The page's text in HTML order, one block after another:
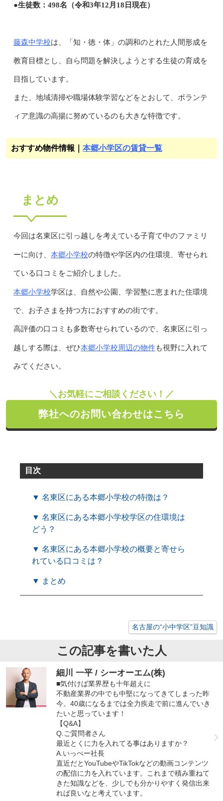
●生徒数：498名（令和3年12月18日現在）
藤森中学校は、「知・徳・体」の調和のとれた人間形成を
教育目標とし、自ら問題を解決しようとする生徒の育成を
目指しています。
また、地域清掃や職場体験学習などをとおして、ボランテ
ィア意識の高揚に努めているのも大きな特徴です。
おすすめ物件情報｜ 本郷小学区の賃貸一覧
まとめ
今回は名東区に引っ越しを考えている子育て中のファミリ
ーに向け、 本郷小学校の特徴や学区内の住環境、寄せられ
ている口コミをご紹介しました。
本郷小学校学区は、自然や公園、学習塾に恵まれた住環境
で、お子さまを持つ方におすすめの街です。
高評価の口コミも多数寄せられているので、名東区に引っ
越しする際は、ぜひ本郷小学校周辺の物件も視野に入れて
みてください。
＼お気軽にご相談ください！／
弊社へのお問い合わせはこちら
目次
▼ 名東区にある本郷小学校の特徴は？
▼ 名東区にある本郷小学校学区の住環境は
どう？
▼ 名東区にある本郷小学校の概要と寄せら
れている口コミは？
▼ まとめ
名古屋の“小中学区”豆知識
この記事を書いた人
細川 一平 / シーオーエム(株)
■気付けば業界歴も十年超えに
不動産業界の中でも中堅になってきてしまった昨
今。40歳になるまでは全力疾走で前に進んでいき
たいと思っています！
【Q&A】
Q.ご質問者さん
最近とくに力を入れてる事はありますか？
A.いっぺー社長
直近だとYouTubeやTikTokなどの動画コンテンツ
の配信に力を入れています。これまで積み重ねて
きた知識などを、少しでも分かりやすく発信出来
れば良いなと考えています。